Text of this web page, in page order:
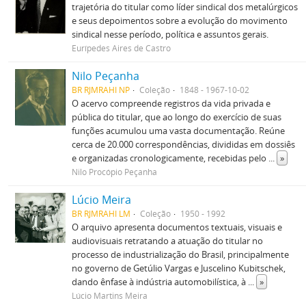
trajetória do titular como líder sindical dos metalúrgicos
e seus depoimentos sobre a evolução do movimento
sindical nesse período, política e assuntos gerais.
Eurípedes Aires de Castro
Nilo Peçanha
BR RJMRAHI NP Coleção 1848 - 1967-10-02
O acervo compreende registros da vida privada e
pública do titular, que ao longo do exercício de suas
funções acumulou uma vasta documentação. Reúne
cerca de 20.000 correspondências, divididas em dossiês
e organizadas cronologicamente, recebidas pelo ... »
Nilo Procópio Peçanha
Lúcio Meira
BR RJMRAHI LM Coleção 1950 - 1992
O arquivo apresenta documentos textuais, visuais e
audiovisuais retratando a atuação do titular no
processo de industrialização do Brasil, principalmente
no governo de Getúlio Vargas e Juscelino Kubitschek,
dando ênfase à indústria automobilística, à ... »
Lúcio Martins Meira